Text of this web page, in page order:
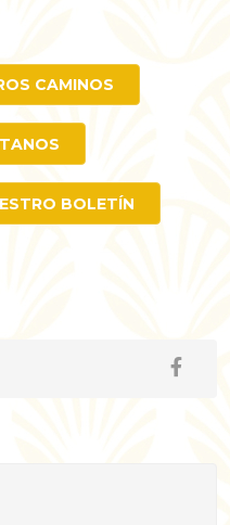
CAMINOS
BOLETÍN